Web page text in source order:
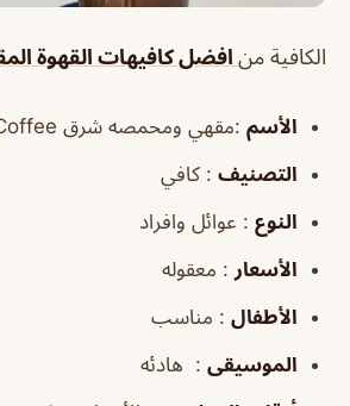
الكافية من افضل كافيهات القهوة
الأسم :مقهي ومحمصه شرق ShrqCoffee
التصنيف : كافي
النوع : عوائل وافراد
الأسعار : معقوله
الأطفال : مناسب
الموسيقى : هادئه